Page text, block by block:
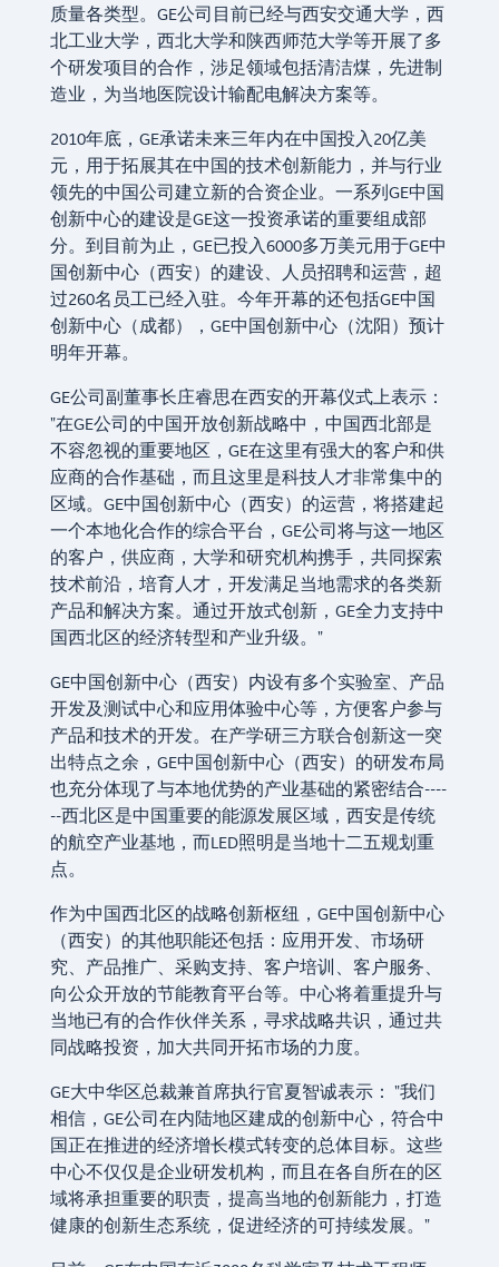
质量各类型。GE公司目前已经与西安交通大学，西
北工业大学，西北大学和陕西师范大学等开展了多
个研发项目的合作，涉足领域包括清洁煤，先进制
造业，为当地医院设计输配电解决方案等。
2010年底，GE承诺未来三年内在中国投入20亿美
元，用于拓展其在中国的技术创新能力，并与行业
领先的中国公司建立新的合资企业。一系列GE中国
创新中心的建设是GE这一投资承诺的重要组成部
分。到目前为止，GE已投入6000多万美元用于GE中
国创新中心（西安）的建设、人员招聘和运营，超
过260名员工已经入驻。今年开幕的还包括GE中国
创新中心（成都），GE中国创新中心（沈阳）预计
明年开幕。
GE公司副董事长庄睿思在西安的开幕仪式上表示：
"在GE公司的中国开放创新战略中，中国西北部是
不容忽视的重要地区，GE在这里有强大的客户和供
应商的合作基础，而且这里是科技人才非常集中的
区域。GE中国创新中心（西安）的运营，将搭建起
一个本地化合作的综合平台，GE公司将与这一地区
的客户，供应商，大学和研究机构携手，共同探索
技术前沿，培育人才，开发满足当地需求的各类新
产品和解决方案。通过开放式创新，GE全力支持中
国西北区的经济转型和产业升级。"
GE中国创新中心（西安）内设有多个实验室、产品
开发及测试中心和应用体验中心等，方便客户参与
产品和技术的开发。在产学研三方联合创新这一突
出特点之余，GE中国创新中心（西安）的研发布局
也充分体现了与本地优势的产业基础的紧密结合----
--西北区是中国重要的能源发展区域，西安是传统
的航空产业基地，而LED照明是当地十二五规划重
点。
作为中国西北区的战略创新枢纽，GE中国创新中心
（西安）的其他职能还包括：应用开发、市场研
究、产品推广、采购支持、客户培训、客户服务、
向公众开放的节能教育平台等。中心将着重提升与
当地已有的合作伙伴关系，寻求战略共识，通过共
同战略投资，加大共同开拓市场的力度。
GE大中华区总裁兼首席执行官夏智诚表示： "我们
相信，GE公司在内陆地区建成的创新中心，符合中
国正在推进的经济增长模式转变的总体目标。这些
中心不仅仅是企业研发机构，而且在各自所在的区
域将承担重要的职责，提高当地的创新能力，打造
健康的创新生态系统，促进经济的可持续发展。"